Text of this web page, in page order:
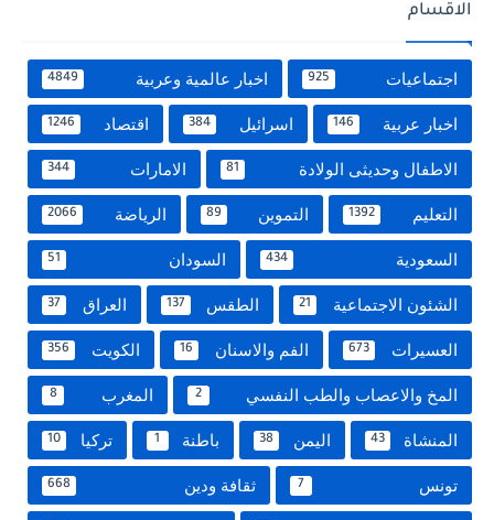
الاقسام
اجتماعيات 925 اخبار عالمية وعربية 4849
اخبار عربية 146 اسرائيل 384 اقتصاد 1246
الاطفال وحديثى الولادة 81 الامارات 344
التعليم 1392 التموين 89 الرياضة 2066
السعودية 434 السودان 51
الشئون الاجتماعية 21 الطقس 137 العراق 37
العسيرات 673 الفم والاسنان 16 الكويت 356
المخ والاعصاب والطب النفسي 2 المغرب 8
المنشاة 43 اليمن 38 باطنة 1 تركيا 10
تونس 7 ثقافة ودين 668